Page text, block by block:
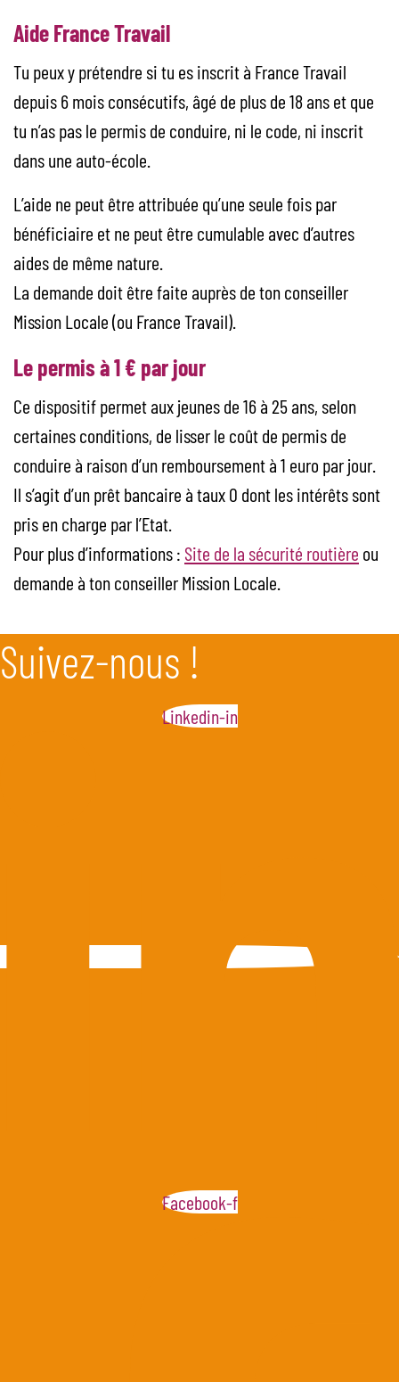
Aide France Travail
Tu peux y prétendre si tu es inscrit à France Travail
depuis 6 mois consécutifs, âgé de plus de 18 ans et que
tu n’as pas le permis de conduire, ni le code, ni inscrit
dans une auto-école.
L’aide ne peut être attribuée qu’une seule fois par
bénéficiaire et ne peut être cumulable avec d’autres
aides de même nature.
La demande doit être faite auprès de ton conseiller
Mission Locale (ou France Travail).
Le permis à 1 € par jour
Ce dispositif permet aux jeunes de 16 à 25 ans, selon
certaines conditions, de lisser le coût de permis de
conduire à raison d’un remboursement à 1 euro par jour.
Il s’agit d’un prêt bancaire à taux 0 dont les intérêts sont
pris en charge par l’Etat.
Pour plus d’informations : Site de la sécurité routière ou
demande à ton conseiller Mission Locale.
Suivez-nous !
Linkedin-in
Facebook-f